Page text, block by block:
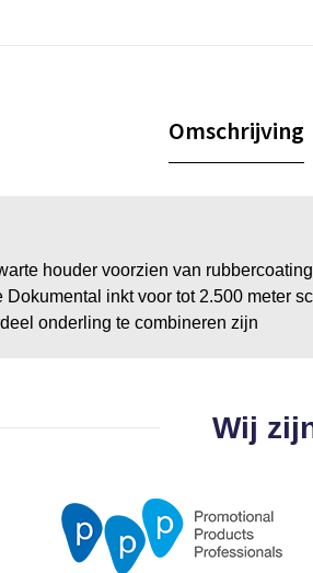
Omschrijving
houder voorzien van
inkt voor tot 2.500 meter
onderling te combineren zijn
Wij